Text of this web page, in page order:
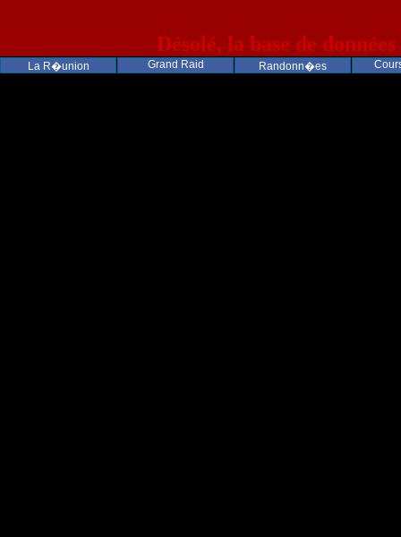
La R�union Grand Raid Randonn�es
Désolé, la base de